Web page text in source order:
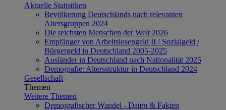
Aktuelle Statistiken
Bevölkerung Deutschlands nach relevanten
Altersgruppen 2024
Die reichsten Menschen der Welt 2026
Empfänger von Arbeitslosengeld II / Sozialgeld /
Bürgergeld in Deutschland 2005-2025
Ausländer in Deutschland nach Nationalität 2025
Demografie: Altersstruktur in Deutschland 2024
Gesellschaft
Themen
Weitere Themen
Demografischer Wandel - Daten & Fakten